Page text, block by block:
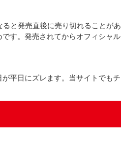
と発売直後に売り切れることがあ
す。発売されてからオフィシャル
平日にズレます。当サイトでもチ